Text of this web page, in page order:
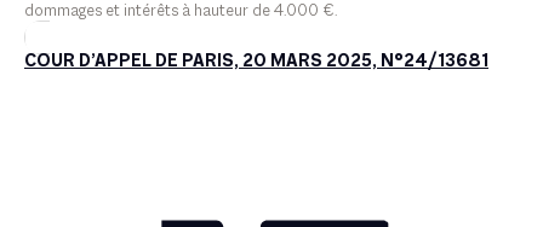
dommages et intérêts à hauteur de 4.000 €.
COUR D’APPEL DE PARIS, 20 MARS 2025, N°24/13681